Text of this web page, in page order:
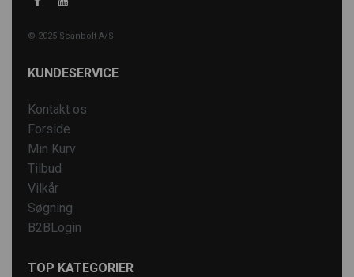
© 2025 Scanbolt A/S
KUNDESERVICE
Kontakt os
Forside
Min Kurv
Tilbud
Vilkår
Søgning
B2BLogin
TOP KATEGORIER